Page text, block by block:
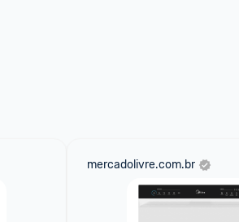
mercadolivre.com.br